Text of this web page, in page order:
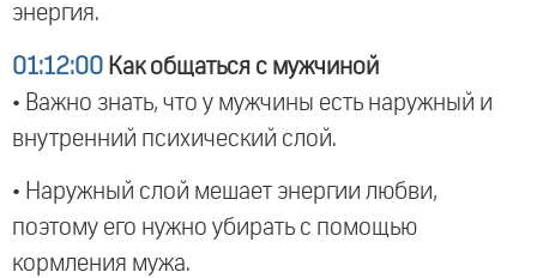
энергия.
01:12:00 Как общаться с мужчиной
• Важно знать, что у мужчины есть наружный и
внутренний психический слой.
• Наружный слой мешает энергии любви,
поэтому его нужно убирать с помощью
кормления мужа.